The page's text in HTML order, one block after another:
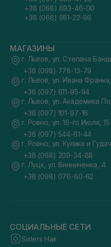
+38 (068) 693-46-00
+38 (068) 951-22-86
МАГАЗИНЫ
г. Львов, ул. Степана
+38 (098) 778-13-79
г. Львов, ул. Ивана
+38 (097) 611-95-94
г. Львов, ул. Академика
+38 (097) 101-97-16
г. Ровно, ул. 16-го Июля, 15
+38 (097) 544-61-44
г. Ровно, ул. Кулика и
+38 (068) 209-34-88
г. Луцк, ул. Винниченка, 4
+38 (098) 076-60-62
СОЦИАЛЬНЫЕ СЕТИ
Sisters Hair